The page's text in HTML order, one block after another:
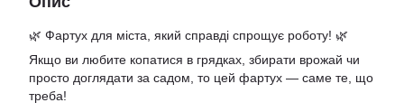
🌿 Фартух для міста, який справді спрощує роботу! 🌿
Якщо ви любите копатися в грядках, збирати врожай чи
просто доглядати за садом, то цей фартух — саме те, що
треба!